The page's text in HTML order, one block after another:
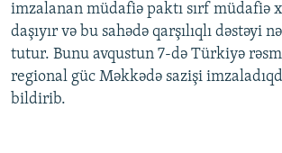
imzalanan müdafiə paktı sırf müdafiə
daşıyır və bu sahədə qarşılıqlı dəstəyi
tutur. Bunu avqustun 7-də Türkiyə
regional güc Məkkədə sazişi
bildirib.